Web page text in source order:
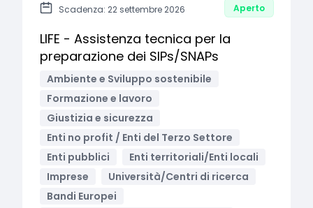
Scadenza: 22 settembre 2026 Aperto
LIFE - Assistenza tecnica per la
preparazione dei SIPs/SNAPs
Ambiente e Sviluppo sostenibile
Formazione e lavoro
Giustizia e sicurezza
Enti no profit / Enti del Terzo Settore
Enti pubblici
Enti territoriali/Enti locali
Imprese
Università/Centri di ricerca
Bandi Europei